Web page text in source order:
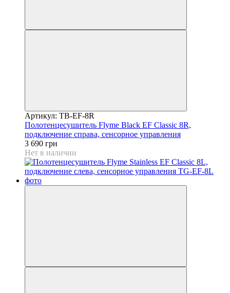
Артикул: TB-EF-8R
Полотенцесушитель Flyme Black EF Classic 8R,
подключение справа, сенсорное управления
3 690 грн
Нет в наличии